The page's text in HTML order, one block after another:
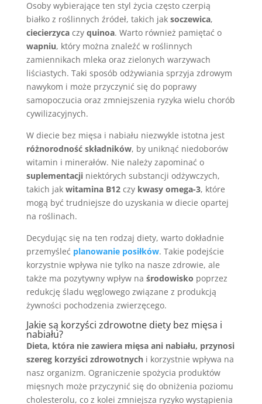
Osoby wybierające ten styl życia często czerpią
białko z roślinnych źródeł, takich jak soczewica,
ciecierzycaczy quinoa. Warto również pamiętać o
wapniu, który można znaleźć w roślinnych
zamiennikach mleka oraz zielonych warzywach
liściastych. Taki sposób odżywiania sprzyja zdrowym
nawykom i może przyczynić się do poprawy
samopoczucia oraz zmniejszenia ryzyka wielu chorób
cywilizacyjnych.
W diecie bez mięsa i nabiału niezwykle istotna jest
różnorodność składników, by uniknąć niedoborów
witamin i minerałów. Nie należy zapominać o
suplementacjiniektórych substancji odżywczych,
takich jak witamina B12czy kwasy omega-3, które
mogą być trudniejsze do uzyskania w diecie opartej
na roślinach.
Decydując się na ten rodzaj diety, warto dokładnie
przemyśleć planowanie posiłków. Takie podejście
korzystnie wpływa nie tylko na nasze zdrowie, ale
także ma pozytywny wpływ na środowisko poprzez
redukcję śladu węglowego związane z produkcją
żywności pochodzenia zwierzęcego.
Jakie są korzyści zdrowotne diety bez mięsa i
nabiału?
Dieta, która nie zawiera mięsa ani nabiału, przynosi
szereg korzyści zdrowotnychi korzystnie wpływa na
nasz organizm. Ograniczenie spożycia produktów
mięsnych może przyczynić się do obniżenia poziomu
cholesterolu, co z kolei zmniejsza ryzyko wystąpienia